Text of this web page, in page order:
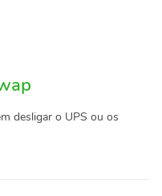
desligar o UPS ou os